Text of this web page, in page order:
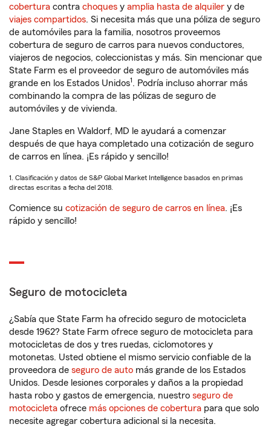
cobertura contra choques y amplia hasta de alquiler y de
viajes compartidos. Si necesita más que una póliza de seguro
de automóviles para la familia, nosotros proveemos
cobertura de seguro de carros para nuevos conductores,
viajeros de negocios, coleccionistas y más. Sin mencionar que
State Farm es el proveedor de seguro de automóviles más
grande en los Estados Unidos1 . Podría incluso ahorrar más
combinando la compra de las pólizas de seguro de
automóviles y de vivienda.
Jane Staples en Waldorf, MD le ayudará a comenzar
después de que haya completado una cotización de seguro
de carros en línea. ¡Es rápido y sencillo!
1. Clasificación y datos de S&P Global Market Intelligence basados en primas
directas escritas a fecha del 2018.
Comience su cotización de seguro de carros en línea. ¡Es
rápido y sencillo!
Seguro de motocicleta
¿Sabía que State Farm ha ofrecido seguro de motocicleta
desde 1962? State Farm ofrece seguro de motocicleta para
motocicletas de dos y tres ruedas, ciclomotores y
motonetas. Usted obtiene el mismo servicio confiable de la
proveedora de seguro de auto más grande de los Estados
Unidos. Desde lesiones corporales y daños a la propiedad
hasta robo y gastos de emergencia, nuestro seguro de
motocicleta ofrece más opciones de cobertura para que solo
necesite agregar cobertura adicional si la necesita.